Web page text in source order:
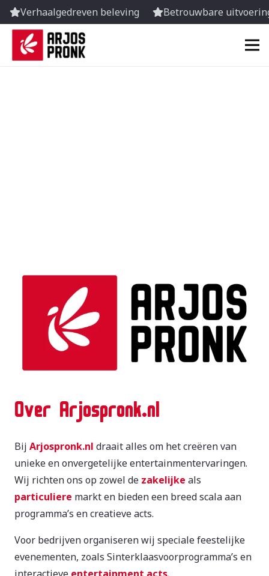
Verhaalgedreven beleving Betrouwbare
Over Arjospronk.nl
Bij Arjospronk.nl draait alles om het creëren van
unieke en onvergetelijke entertainmentervaringen.
Wij richten ons op zowel de zakelijke als
particuliere markt en bieden een breed scala aan
programma’s en creatieve acts.
Voor bedrijven organiseren wij speciale feestelijke
evenementen, zoals Sinterklaasvoorprogramma’s en